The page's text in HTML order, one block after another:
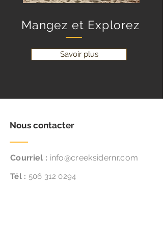
Mangez et Explorez
Savoir plus
Nous contacter
Courriel : info@creeksidernr.com
Tél : 506 312 0294